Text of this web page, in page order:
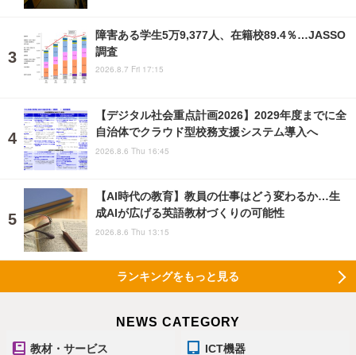
障害ある学生5万9,377人、在籍校89.4％…JASSO
調査
2026.8.7 Fri 17:15
【デジタル社会重点計画2026】2029年度までに全
自治体でクラウド型校務支援システム導入へ
2026.8.6 Thu 16:45
【AI時代の教育】教員の仕事はどう変わるか…生
成AIが広げる英語教材づくりの可能性
2026.8.6 Thu 13:15
ランキングをもっと見る
NEWS CATEGORY
教材・サービス ICT機器